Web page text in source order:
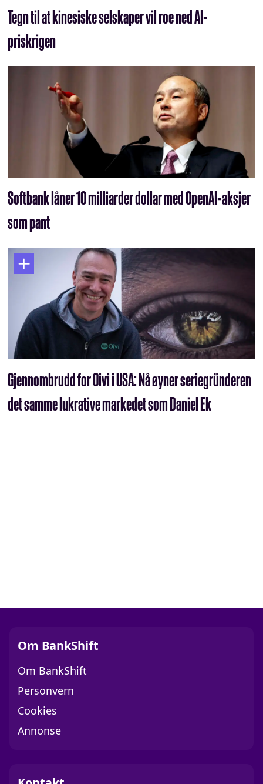
Tegn til at kinesiske selskaper vil roe ned AI-
priskrigen
Softbank låner 10 milliarder dollar med OpenAI-aksjer
som pant
Gjennombrudd for Oivi i USA: Nå øyner seriegründeren
det samme lukrative markedet som Daniel Ek
Om BankShift
Om BankShift
Personvern
Cookies
Annonse